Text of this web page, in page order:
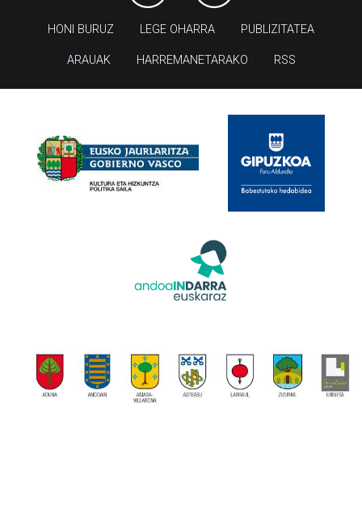
HONI BURUZ LEGE OHARRA PUBLIZITATEA
ARAUAK HARREMANETARAKO RSS